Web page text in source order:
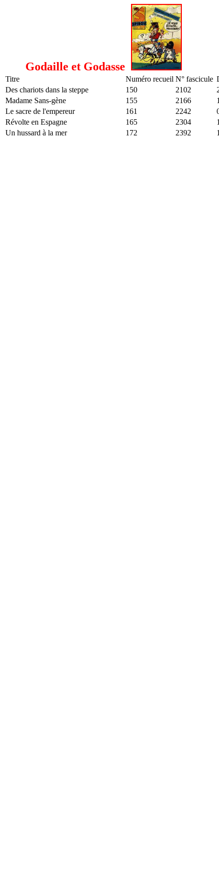
Godaille et Godasse
Titre Numéro recueil N° fascicule
Des chariots dans la steppe
150 2102
Madame Sans-gène
155 2166
Le sacre de l'empereur
161 2242
Révolte en Espagne
165 2304
Un hussard à la mer
172 2392